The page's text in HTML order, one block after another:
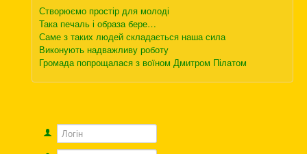
Створюємо простір для молоді
Така печаль і образа бере…
Саме з таких людей складається наша сила
Виконують надважливу роботу
Громада попрощалася з воїном Дмитром Пілатом
Логін